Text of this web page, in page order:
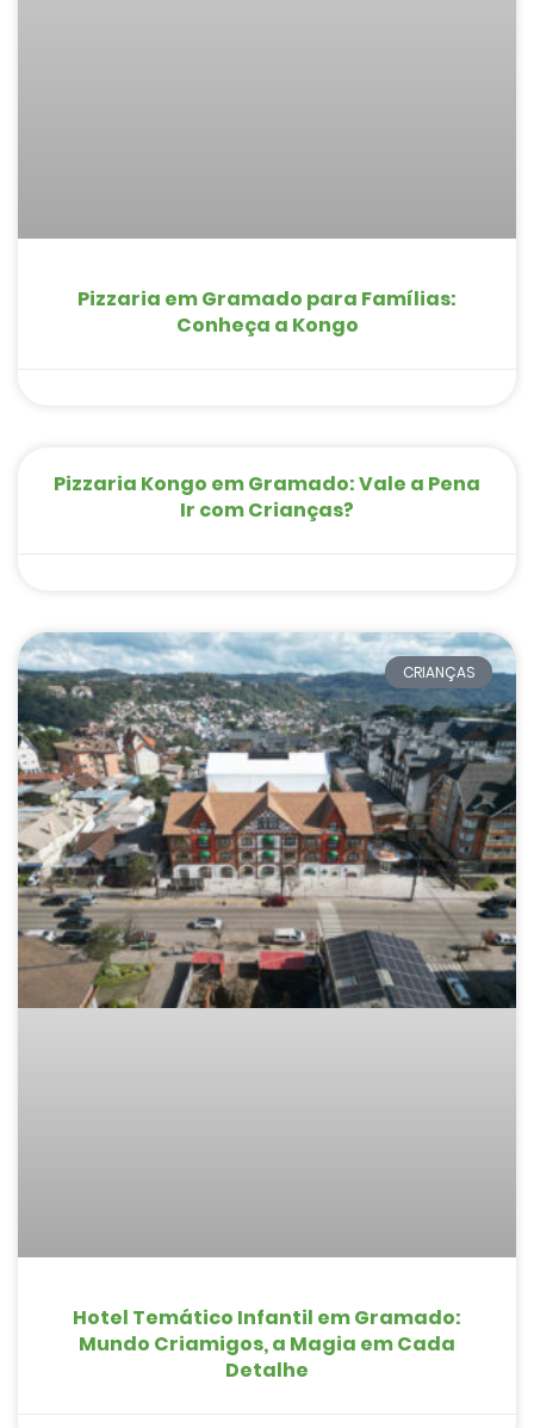
Pizzaria em Gramado para Famílias:
Conheça a Kongo
Pizzaria Kongo em Gramado: Vale a Pena
Ir com Crianças?
CRIANÇAS
Hotel Temático Infantil em Gramado:
Mundo Criamigos, a Magia em Cada
Detalhe